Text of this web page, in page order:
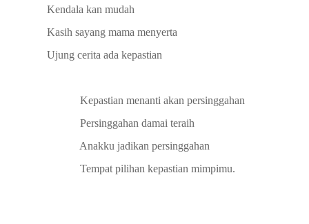
Kendala kan mudah
Kasih sayang mama menyerta
Ujung cerita ada kepastian
Kepastian menanti akan persinggahan
Persinggahan damai teraih
Anakku jadikan persinggahan
Tempat pilihan kepastian mimpimu.